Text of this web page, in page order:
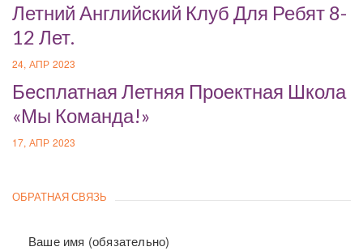
Летний Английский Клуб Для Ребят 8-
12 Лет.
24, АПР 2023
Бесплатная Летняя Проектная Школа
«Мы Команда!»
17, АПР 2023
ОБРАТНАЯ СВЯЗЬ
Ваше имя (обязательно)